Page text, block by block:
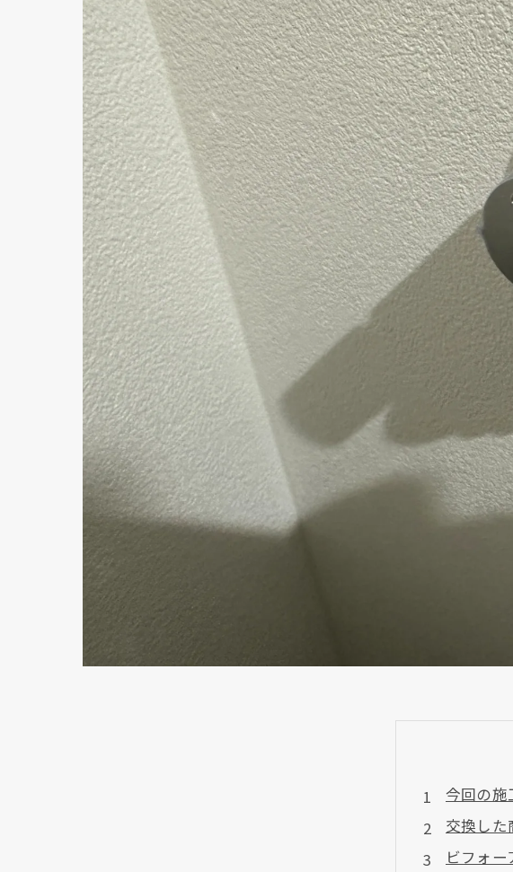
今回の施
交換した
ビフォ